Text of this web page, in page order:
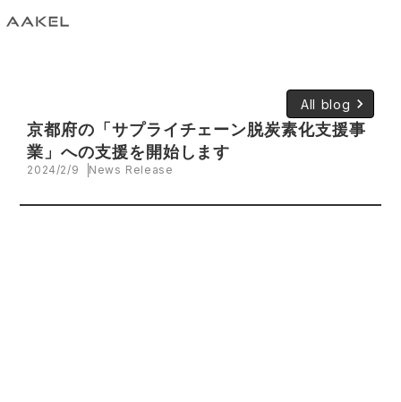
All blog keyboard_arrow_right
京都府の「サプライチェーン脱炭素化支援事
業」への支援を開始します
2024/2/9 News Release